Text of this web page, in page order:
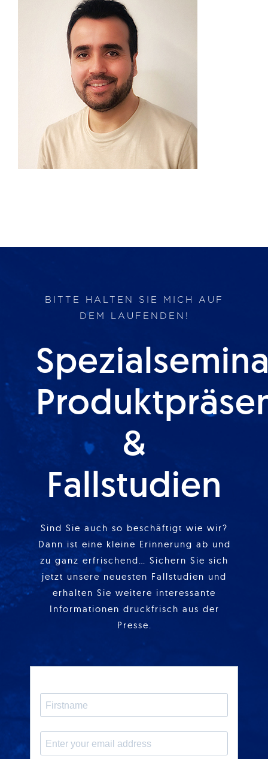
Auftragslabor
Über uns
Nachrichten & Blog-Artikel
BITTE HALTEN SIE MICH AUF
DEM LAUFENDEN!
&
Fallstudien
Sind Sie auch so beschäftigt wie wir?
Dann ist eine kleine Erinnerung ab und
zu ganz erfrischend… Sichern Sie sich
jetzt unsere neuesten Fallstudien und
erhalten Sie weitere interessante
Informationen druckfrisch aus der
Presse.